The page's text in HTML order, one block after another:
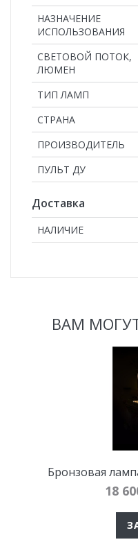
НАЗНАЧЕНИЕ
ИСПОЛЬЗОВАНИЯ
СВЕТОВОЙ ПОТОК,
ЛЮМЕН
ТИП ЛАМП
СТРАНА
ПРОИЗВОДИТЕЛЬ
ПУЛЬТ ДУ
Доставка
НАЛИЧИЕ
ВАМ
Бронзовая
18